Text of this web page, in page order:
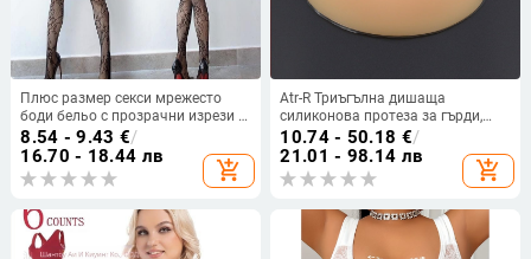
Плюс размер секси мрежесто
боди бельо с прозрачни изрези и
чорапи
8.54 - 9.43 €/
16.70 - 18.44 лв
add_shopping_cart
Atr-R Триъгълна дишаща
силиконова протеза за гърди,
изкуствена гърда,
постоперативна протеза за
гърди, производител на едро
10.74 - 50.18 €/
21.01 - 98.14 лв
add_shopping_cart